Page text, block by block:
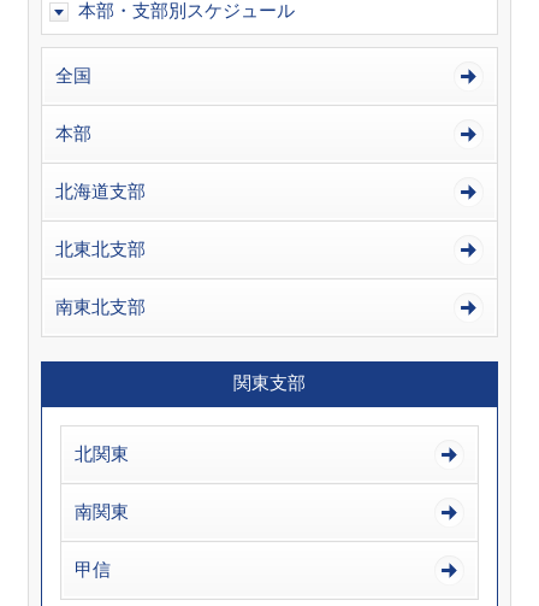
本部・支部別スケジュール
全国
本部
北海道支部
北東北支部
南東北支部
関東支部
北関東
南関東
甲信